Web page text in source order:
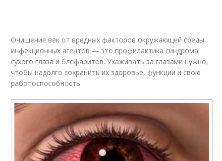
Очищение век от вредных факторов окружающей среды,
инфекционных агентов — это профилактика синдрома
сухого глаза и блефаритов. Ухаживать за глазами нужно,
чтобы надолго сохранить их здоровье, функции и свою
работоспособность.